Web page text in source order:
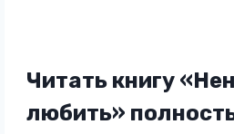
Читать книгу
любить»